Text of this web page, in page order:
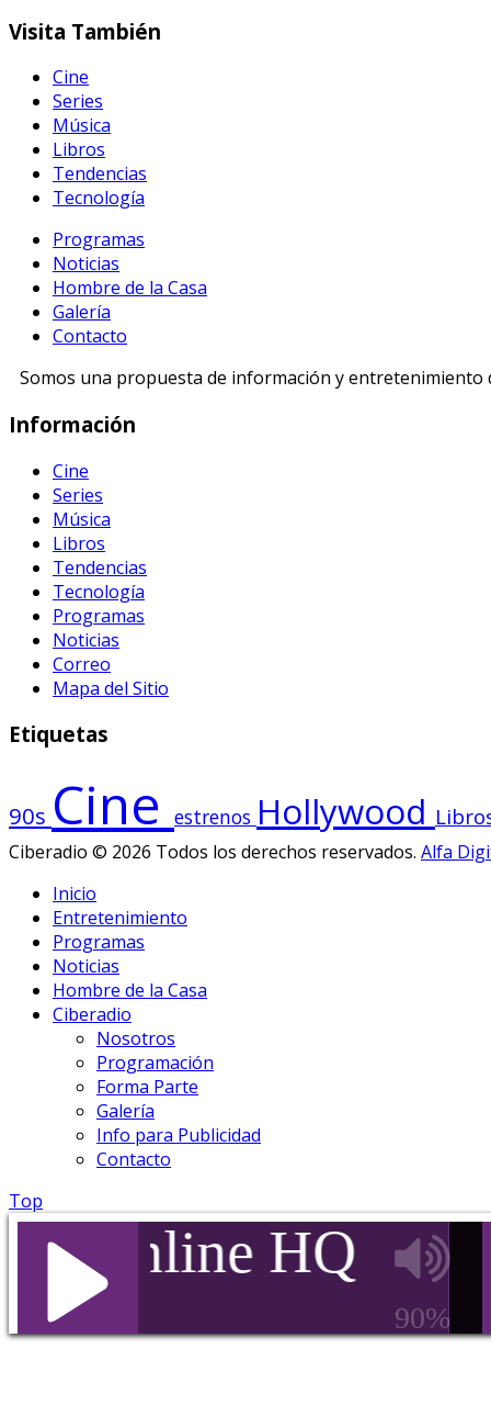
Visita También
Cine
Series
Música
Libros
Tendencias
Tecnología
Programas
Noticias
Hombre de la Casa
Galería
Contacto
Somos una propuesta de información y
Información
Cine
Series
Música
Libros
Tendencias
Tecnología
Programas
Noticias
Correo
Mapa del Sitio
Etiquetas
90s Cine estrenos Hollywood
Ciberadio © 2026 Todos los derechos reservados. Alfa
Inicio
Entretenimiento
Programas
Noticias
Hombre de la Casa
Ciberadio
Nosotros
Programación
Forma Parte
Galería
Info para Publicidad
Contacto
Top